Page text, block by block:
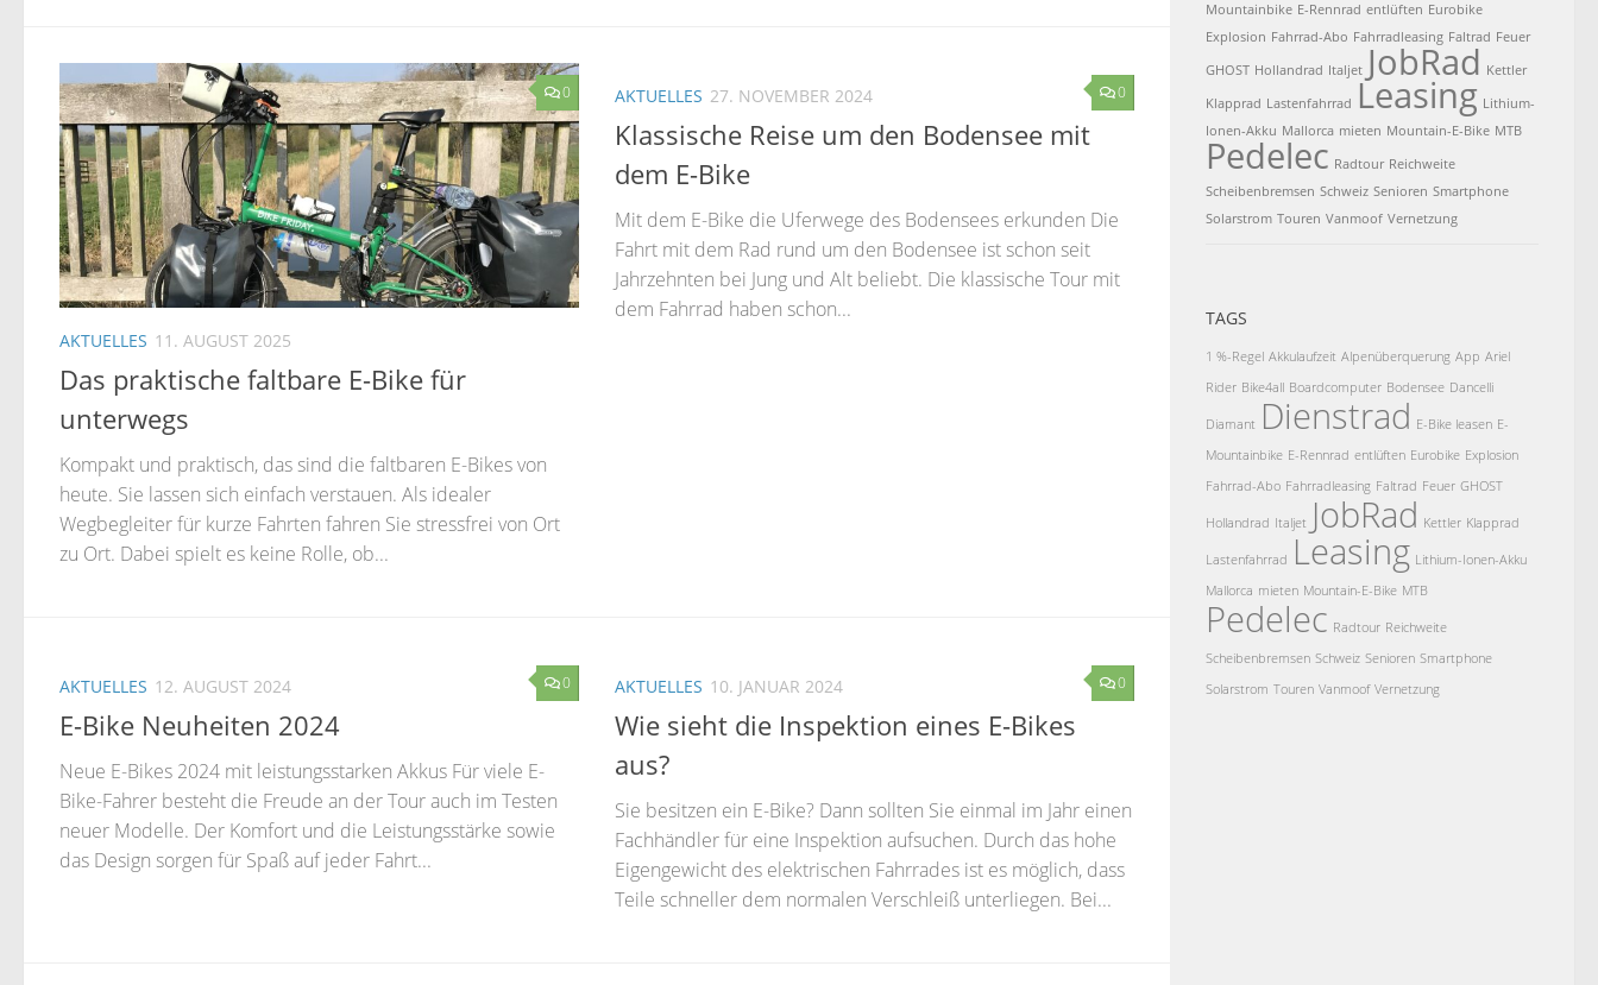
0
AKTUELLES 11. AUGUST 2025
Das praktische faltbare E-Bike für
unterwegs
Kompakt und praktisch, das sind die faltbaren E-Bikes von
heute. Sie lassen sich einfach verstauen. Als idealer
Wegbegleiter für kurze Fahrten fahren Sie stressfrei von Ort
zu Ort. Dabei spielt es keine Rolle, ob...
0
AKTUELLES 27. NOVEMBER 2024
Klassische Reise um den Bodensee mit
dem E-Bike
Mit dem E-Bike die Uferwege des Bodensees erkunden Die
Fahrt mit dem Rad rund um den Bodensee ist schon seit
Jahrzehnten bei Jung und Alt beliebt. Die klassische Tour mit
dem Fahrrad haben schon...
0
AKTUELLES 12. AUGUST 2024
E-Bike Neuheiten 2024
Neue E-Bikes 2024 mit leistungsstarken Akkus Für viele E-
Bike-Fahrer besteht die Freude an der Tour auch im Testen
neuer Modelle. Der Komfort und die Leistungsstärke sowie
das Design sorgen für Spaß auf jeder Fahrt...
0
AKTUELLES 10. JANUAR 2024
Wie sieht die Inspektion eines E-Bikes
aus?
Sie besitzen ein E-Bike? Dann sollten Sie einmal im Jahr einen
Fachhändler für eine Inspektion aufsuchen. Durch das hohe
Eigengewicht des elektrischen Fahrrades ist es möglich, dass
Teile schneller dem normalen Verschleiß unterliegen. Bei...
Mountainbike E-Rennrad entlüften Eurobike
Explosion Fahrrad-Abo Fahrradleasing Faltrad Feuer
GHOST Hollandrad Italjet JobRad Kettler
Klapprad Lastenfahrrad Leasing Lithium-
Ionen-Akku Mallorca mieten Mountain-E-Bike MTB
Pedelec Radtour Reichweite
Scheibenbremsen Schweiz Senioren Smartphone
Solarstrom Touren Vanmoof Vernetzung
TAGS
1 %-Regel Akkulaufzeit Alpenüberquerung App Ariel
Rider Bike4all Boardcomputer Bodensee Dancelli
Diamant Dienstrad E-Bike leasen E-
Mountainbike E-Rennrad entlüften Eurobike Explosion
Fahrrad-Abo Fahrradleasing Faltrad Feuer GHOST
Hollandrad Italjet JobRad Kettler Klapprad
Lastenfahrrad Leasing Lithium-Ionen-Akku
Mallorca mieten Mountain-E-Bike MTB
Pedelec Radtour Reichweite
Scheibenbremsen Schweiz Senioren Smartphone
Solarstrom Touren Vanmoof Vernetzung